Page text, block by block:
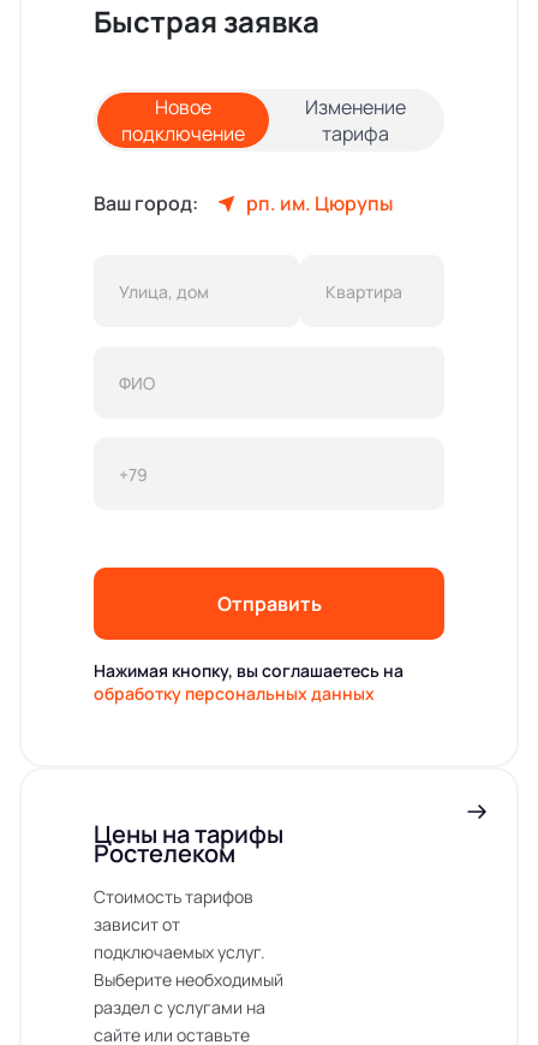
Быстрая заявка
Новое
подключение
Изменение
тарифа
Ваш город: рп. им. Цюрупы
Отправить
Нажимая кнопку, вы соглашаетесь на
обработку персональных данных
Цены на тарифы
Ростелеком
Стоимость тарифов
зависит от
подключаемых услуг.
Выберите необходимый
раздел с услугами на
сайте или оставьте